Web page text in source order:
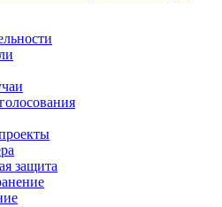
защита